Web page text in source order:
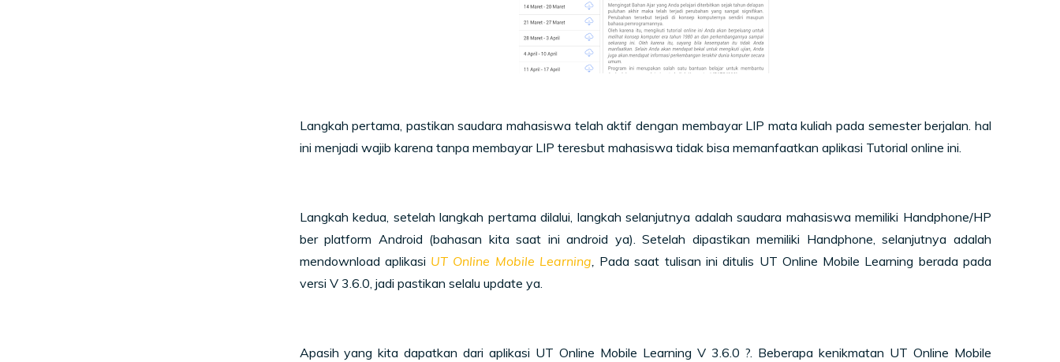
Langkah pertama, pastikan saudara mahasiswa telah aktif dengan membayar LIP mata kuliah pada semester berjalan. hal
ini menjadi wajib karena tanpa membayar LIP teresbut mahasiswa tidak bisa memanfaatkan aplikasi Tutorial online ini.
Langkah kedua, setelah langkah pertama dilalui, langkah selanjutnya adalah saudara mahasiswa memiliki Handphone/HP
ber platform Android (bahasan kita saat ini android ya). Setelah dipastikan memiliki Handphone, selanjutnya adalah
mendownload aplikasi UT Online Mobile Learning, Pada saat tulisan ini ditulis UT Online Mobile Learning berada pada
versi V 3.6.0, jadi pastikan selalu update ya.
Apasih yang kita dapatkan dari aplikasi UT Online Mobile Learning V 3.6.0 ?. Beberapa kenikmatan UT Online Mobile